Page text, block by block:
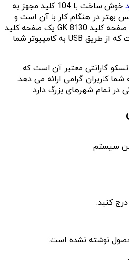
خوش ساخت با 104 کلید مجهز به
بهتر در هنگام کار با آن است و
دارای 13 کلید میانبر است. صفحه کلید GK 8130 یک صفحه کلید
سیمی به طول 1.8 متر است که از طریق USB به کامپیوتر شما
گارانتی معتبر آن است که
18 ماهه به شما کاربران گرامی ارائه می دهد.
در تمام شهرهای بزرگ دارد.
کنید.
نوشته نشده است.